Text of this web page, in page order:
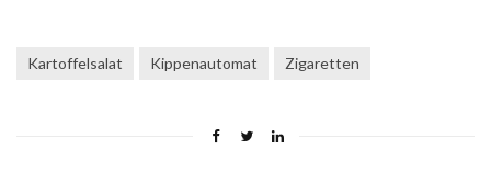
Kartoffelsalat Kippenautomat Zigaretten